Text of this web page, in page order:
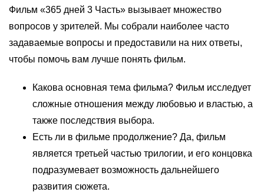
Фильм «365 дней 3 Часть» вызывает множество
вопросов у зрителей. Мы собрали наиболее часто
задаваемые вопросы и предоставили на них ответы,
чтобы помочь вам лучше понять фильм.
Какова основная тема фильма? Фильм исследует
сложные отношения между любовью и властью, а
также последствия выбора.
Есть ли в фильме продолжение? Да, фильм
является третьей частью трилогии, и его концовка
подразумевает возможность дальнейшего
развития сюжета.